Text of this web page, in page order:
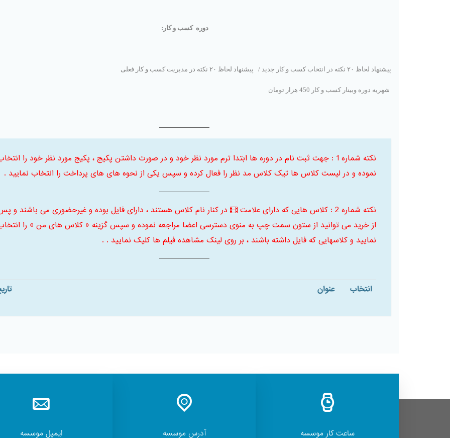
دوره کسب و کار :
پیشنهاد لحاظ ٢٠ نکته در انتخاب کسب و کار جدید / پیشنهاد لحاظ ٢٠ نکته در مدیریت کسب و کار فعلی
شهریه دوره وبینار کسب و کار 450 هزار تومان
نکته شماره 1 : جهت ثبت نام در دوره ها ابتدا ترم مورد نظر خود و در صورت داشتن پکیج ، پکیج مورد نظر خود را
نموده و در لیست کلاس ها تیک کلاس مد نظر را فعال کرده و سپس یکی از نحوه های های پرداخت را انتخاب نمایید .
نکته شماره 2 : کلاس هایی که دارای علامت
در کنار نام کلاس هستند ، دارای فایل بوده و غیرحضوری می باشند و
از خرید می توانید از ستون سمت چپ به منوی دسترسی اعضا مراجعه نموده و سپس گزینه « کلاس های من » را
نمایید و کلاسهایی که فایل داشته باشند ، بر روی لینک مشاهده فیلم ها کلیک نمایید . .
انتخاب عنوان
ساعت کار موسسه آدرس موسسه ایمیل موسسه